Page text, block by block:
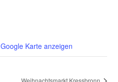
Google Karte anzeigen
Weihnachtsmarkt Kressbronn